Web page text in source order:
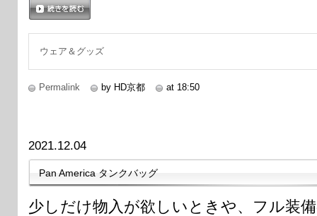
ウェア＆グッズ
Permalink by HD京都 at 18:50
2021.12.04
Pan America タンクバッグ
少しだけ物入が欲しいときや、フル装